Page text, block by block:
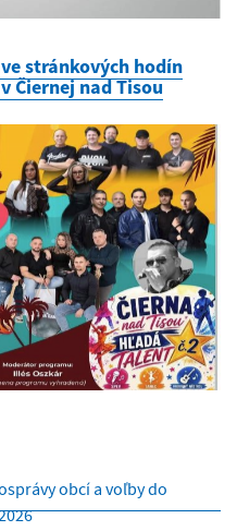
stránkových hodín
Čiernej nad Tisou